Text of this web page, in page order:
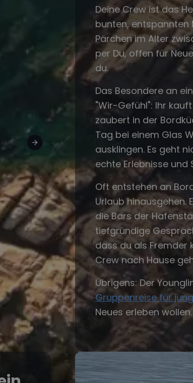
Deine Crew ist das
bunten, entspannten
Pärchen im Alter
per Du, offen für
du.
Das Besondere an
"Wir-Gefühl": Ihr
zaubert in der
Tag bei einem Glas
ausklingen. Es geht
echte Erlebnisse und
Oft entstehen an
Urlaub hinausgehen.
die Bars der
tiefgründige
dass du als Fremder
Crew nach Hause
Übrigens: Der
Gruppenreise für
Neues erleben wollen.